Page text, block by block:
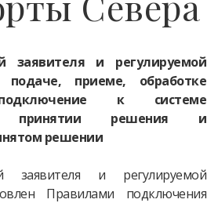
заявителя и регулируемой
подаче, приеме, обработке
к системе
принятии решения и
решении
заявителя и регулируемой
Правилами подключения